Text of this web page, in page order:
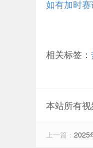
如有加时
相关标签：
本站所有视
上一篇： 2025